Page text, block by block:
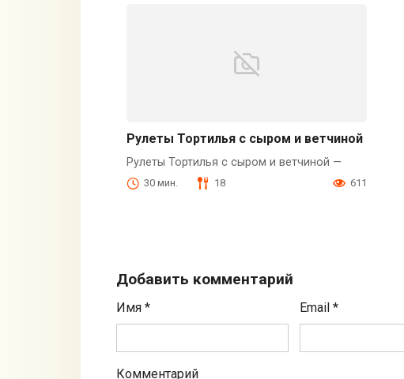
Рулеты Тортилья с сыром и ветчиной
Рулеты Тортилья с сыром и ветчиной —
30 мин. 18 611
Добавить комментарий
Имя * Email*
Комментарий